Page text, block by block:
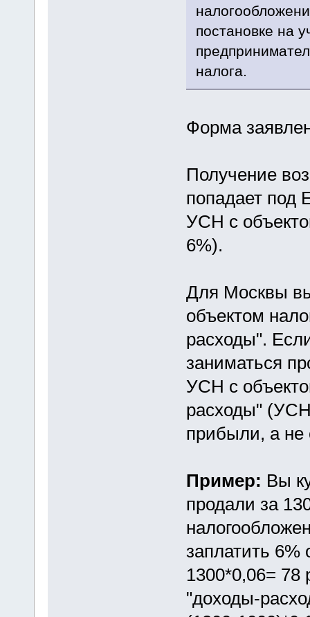
постановке на
налога.
Форма
Получение
попадает под
УСН с
6%).
Для Москвы
объектом
расходы".
заниматься
УСН с
расходы" (УСН
прибыли, а не
Пример: Вы
продали за
заплатить 6%
1300*0,06= 78
"доходы-